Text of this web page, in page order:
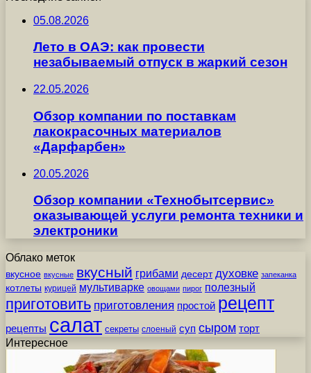
05.08.2026
Лето в ОАЭ: как провести
незабываемый отпуск в жаркий сезон
22.05.2026
Обзор компании по поставкам
лакокрасочных материалов
«Дарфарбен»
20.05.2026
Обзор компании «Технобытсервис»
оказывающей услуги ремонта техники и
электроники
Облако меток
вкусное вкусные вкусный грибами десерт духовке запеканка
котлеты курицей мультиварке овощами пирог полезный
приготовить приготовления простой рецепт
рецепты салат секреты слоеный суп сыром торт
Интересное